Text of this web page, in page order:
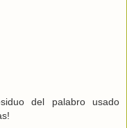
del palabro usado